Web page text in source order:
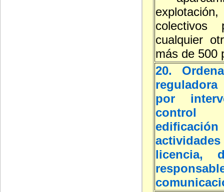
colectivos
cualquier
más de 500
20.
por
licencia,